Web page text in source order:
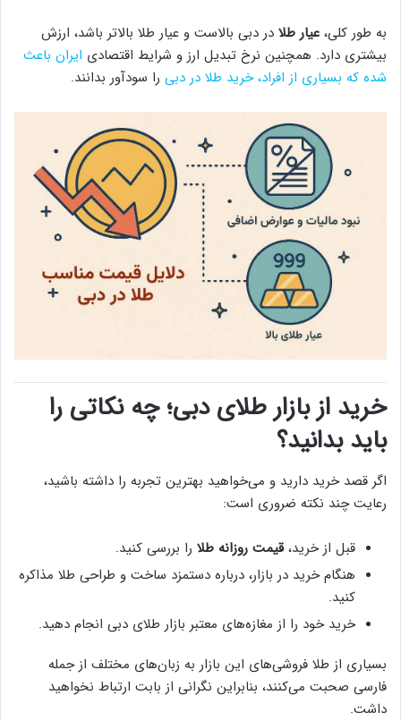
به طور کلی، عیار طلا در دبی بالاست و عیار طلا بالاتر باشد، ارزش
بیشتری دارد. همچنین نرخ تبدیل ارز و شرایط اقتصادی ایران باعث
شده که بسیاری از افراد، خرید طلا در دبی را سودآور بدانند.
خرید از بازار طلای دبی؛ چه نکاتی را
باید بدانید؟
اگر قصد خرید دارید و می‌خواهید بهترین تجربه را داشته باشید،
رعایت چند نکته ضروری است:
قبل از خرید،قیمت روزانه طلا را بررسی کنید.
هنگام خرید در بازار، درباره دستمزد ساخت و طراحی طلا مذاکره
کنید.
خرید خود را از مغازه‌های معتبر بازار طلای دبی انجام دهید.
بسیاری از طلا فروشی‌های این بازار به زبان‌های مختلف از جمله
فارسی صحبت می‌کنند، بنابراین نگرانی از بابت ارتباط نخواهید
داشت.